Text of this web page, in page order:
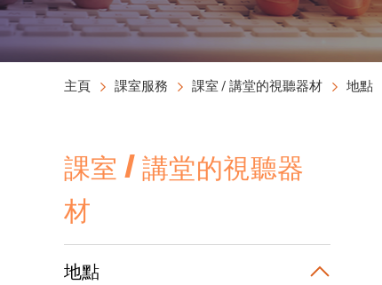
主頁 課室服務 課室 / 講堂的視聽器材 地點
課室 / 講堂的視聽器
材
地點